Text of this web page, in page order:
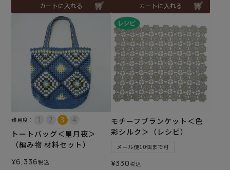
カートに入れる カートに入れる
難易度：
トートバッグ＜星月夜＞
（編み物 材料セット）
¥6,336税込
モチーフブランケット＜色
彩シルク＞（レシピ）
メール便10個まで可
¥330税込